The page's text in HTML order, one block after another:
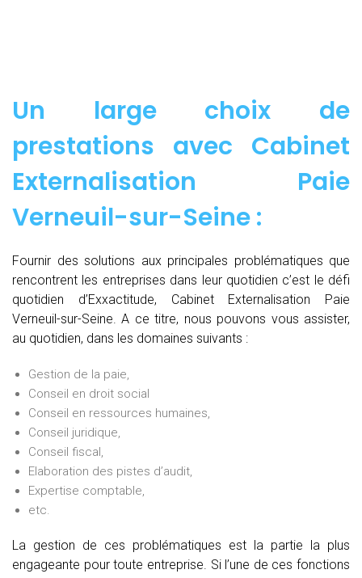
Un large choix de
prestations avec Cabinet
Externalisation Paie
Verneuil-sur-Seine :
Fournir des solutions aux principales problématiques que
rencontrent les entreprises dans leur quotidien c’est le défi
quotidien d’Exxactitude, Cabinet Externalisation Paie
Verneuil-sur-Seine. A ce titre, nous pouvons vous assister,
au quotidien, dans les domaines suivants :
Gestion de la paie,
Conseil en droit social
Conseil en ressources humaines,
Conseil juridique,
Conseil fiscal,
Elaboration des pistes d’audit,
Expertise comptable,
etc.
La gestion de ces problématiques est la partie la plus
engageante pour toute entreprise. Si l’une de ces fonctions